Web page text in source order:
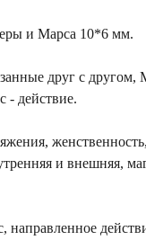
и Марса 10*6 мм.
друг с другом,
- действие.
и внешняя,